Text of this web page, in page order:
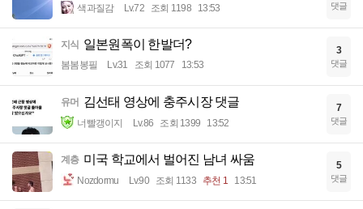
색과질감 Lv.72 조회 1198 13:53 댓글
지식 일본원폭이 한발더?
봄봄봉필 Lv.31 조회 1077 13:53
3
댓글
유머 김선태 영상에 충주시장 댓글
너빨갱이지 Lv.86 조회 1399 13:52
7
댓글
계층 미국 학교에서 벌어진 남녀 싸움
Nozdormu Lv.90 조회 1133 추천 1 13:51
5
댓글